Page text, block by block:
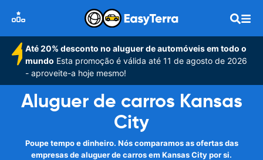
Até 20% desconto no aluguer de automóveis em todo o
mundo Esta promoção é válida até 11 de agosto de 2026
- aproveite-a hoje mesmo!
Aluguer de carros Kansas
City
Poupe tempo e dinheiro. Nós comparamos as ofertas das
empresas de aluguer de carros em Kansas City por si.